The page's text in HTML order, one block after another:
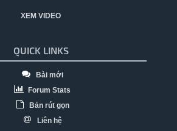
XEM VIDEO
QUICK LINKS
Bài mới
Forum Stats
Bản rút gọn
Liên hệ